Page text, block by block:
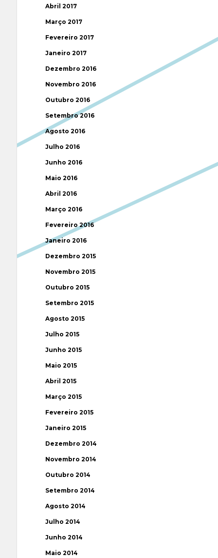
Abril 2017
Março 2017
Fevereiro 2017
Janeiro 2017
Dezembro 2016
Novembro 2016
Outubro 2016
Setembro 2016
Agosto 2016
Julho 2016
Junho 2016
Maio 2016
Abril 2016
Março 2016
Fevereiro 2016
Janeiro 2016
Dezembro 2015
Novembro 2015
Outubro 2015
Setembro 2015
Agosto 2015
Julho 2015
Junho 2015
Maio 2015
Abril 2015
Março 2015
Fevereiro 2015
Janeiro 2015
Dezembro 2014
Novembro 2014
Outubro 2014
Setembro 2014
Agosto 2014
Julho 2014
Junho 2014
Maio 2014